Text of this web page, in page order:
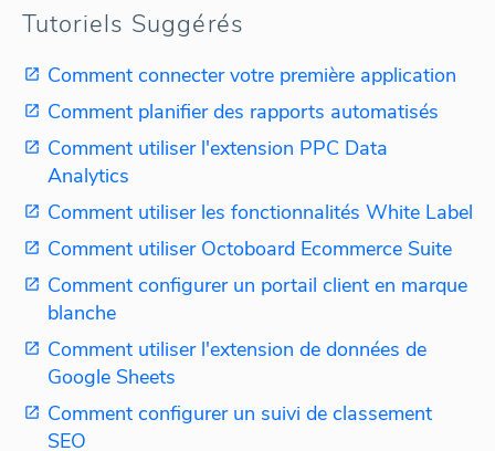
Tutoriels Suggérés
Comment connecter votre première application
Comment planifier des rapports automatisés
Comment utiliser l'extension PPC Data
Analytics
Comment utiliser les fonctionnalités White Label
Comment utiliser Octoboard Ecommerce Suite
Comment configurer un portail client en marque
blanche
Comment utiliser l'extension de données de
Google Sheets
Comment configurer un suivi de classement
SEO